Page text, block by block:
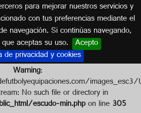
para mejorar nuestros servicios y
con tus preferencias mediante el
navegación. Si continúas navegando,
aceptas su uso. Acepto
de privacidad y cookies
PROSTEJOV
CHECA
Warning:
No such file or directory in
escudo-min.phpon line305